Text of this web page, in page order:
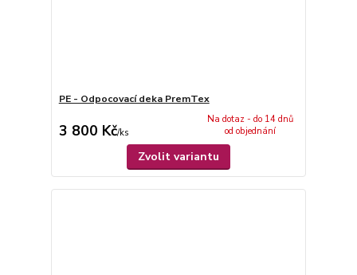
PE - Odpocovací deka PremTex
3 800 Kč/ks
Na dotaz - do 14 dnů
od objednání
Zvolit variantu